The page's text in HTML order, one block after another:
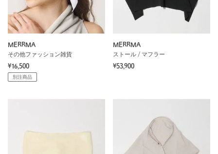
MERRMA
その他ファッション雑貨
¥16,500
別注商品
MERRMA
ストール / マフラー
¥53,900